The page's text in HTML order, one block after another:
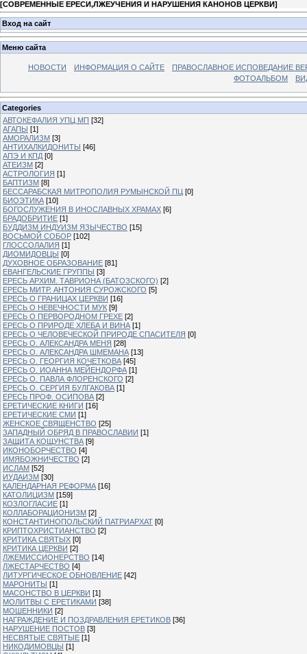
[СОВРЕМЕННЫЕ ЕРЕСИ,ЛЖЕУЧЕНИЯ И НАРУШЕНИЯ КАНОНОВ ЦЕРКВИ]
Вход на сайт
Меню сайта
НОВОСТИ ИНФОРМАЦИЯ О САЙТЕ
ПРАВОСЛАВНОЕ ИСПОВЕДАНИЕ
ФОТОАЛЬБОМ
Categories
АВТОКЕФАЛИЯ УПЦ МП [32]
АГАПЫ [1]
АМОРАЛИЗМ [3]
АНТИХАЛКИДОНИТЫ [46]
АПЭ И КПД [0]
АТЕИЗМ [2]
АСТРОЛОГИЯ [1]
БАПТИЗМ [8]
БЕССАРАБСКАЯ МИТРОПОЛИЯ РУМЫНСКОЙ ПЦ [0]
БИОЭТИКА [10]
БОГОСЛУЖЕНИЯ В ИНОСЛАВНЫХ ХРАМАХ [6]
БРАДОБРИТИЕ [1]
БУДДИЗМ ИНДУИЗМ ЯЗЫЧЕСТВО [15]
ВОСЬМОЙ СОБОР [102]
ГЛОССОЛАЛИЯ [1]
ДИОМИДОВЦЫ [0]
ДУХОВНОЕ ОБРАЗОВАНИЕ [81]
ЕВАНГЕЛЬСКИЕ ГРУППЫ [3]
ЕРЕСЬ АРХИМ. ТАВРИОНА (БАТОЗСКОГО) [2]
ЕРЕСЬ МИТР. АНТОНИЯ СУРОЖСКОГО [5]
ЕРЕСЬ О ГРАНИЦАХ ЦЕРКВИ [16]
ЕРЕСЬ О НЕВЕЧНОСТИ МУК [9]
ЕРЕСЬ О ПЕРВОРОДНОМ ГРЕХЕ [2]
ЕРЕСЬ О ПРИРОДЕ ХЛЕБА И ВИНА [1]
ЕРЕСЬ О ЧЕЛОВЕЧЕСКОЙ ПРИРОДЕ СПАСИТЕЛЯ [0]
ЕРЕСЬ О. АЛЕКСАНДРА МЕНЯ [28]
ЕРЕСЬ О. АЛЕКСАНДРА ШМЕМАНА [13]
ЕРЕСЬ О. ГЕОРГИЯ КОЧЕТКОВА [45]
ЕРЕСЬ О. ИОАННА МЕЙЕНДОРФА [1]
ЕРЕСЬ О. ПАВЛА ФЛОРЕНСКОГО [2]
ЕРЕСЬ О. СЕРГИЯ БУЛГАКОВА [1]
ЕРЕСЬ ПРОФ. ОСИПОВА [2]
ЕРЕТИЧЕСКИЕ КНИГИ [16]
ЕРЕТИЧЕСКИЕ СМИ [1]
ЖЕНСКОЕ СВЯЩЕНСТВО [25]
ЗАПАДНЫЙ ОБРЯД В ПРАВОСЛАВИИ [1]
ЗАЩИТА КОЩУНСТВА [9]
ИКОНОБОРЧЕСТВО [4]
ИМЯБОЖНИЧЕСТВО [2]
ИСЛАМ [52]
ИУДАИЗМ [30]
КАЛЕНДАРНАЯ РЕФОРМА [16]
КАТОЛИЦИЗМ [159]
КОЗЛОГЛАСИЕ [1]
КОЛЛАБОРАЦИОНИЗМ [2]
КОНСТАНТИНОПОЛЬСКИЙ ПАТРИАРХАТ [0]
КРИПТОХРИСТИАНСТВО [2]
КРИТИКА СВЯТЫХ [0]
КРИТИКА ЦЕРКВИ [2]
ЛЖЕМИССИОНЕРСТВО [14]
ЛЖЕСТАРЧЕСТВО [4]
ЛИТУРГИЧЕСКОЕ ОБНОВЛЕНИЕ [42]
МАРОНИТЫ [1]
МАСОНСТВО В ЦЕРКВИ [1]
МОЛИТВЫ С ЕРЕТИКАМИ [38]
МОШЕННИКИ [2]
НАГРАЖДЕНИЕ И ПОЗДРАВЛЕНИЯ ЕРЕТИКОВ [36]
НАРУШЕНИЕ ПОСТОВ [3]
НЕСВЯТЫЕ СВЯТЫЕ [1]
НИКОДИМОВЦЫ [1]